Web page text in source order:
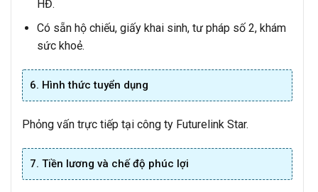
HĐ.
Có sẵn hộ chiếu, giấy khai sinh, tư pháp số 2, khám
sức khoẻ.
6. Hình thức tuyển dụng
Phỏng vấn trực tiếp tại công ty Futurelink Star.
7. Tiền lương và chế độ phúc lợi